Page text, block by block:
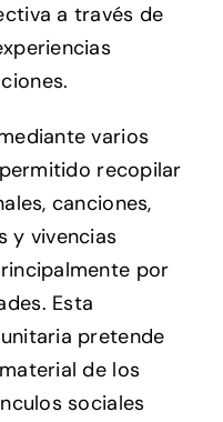
a través de
varios
recopilar
canciones,
y vivencias
por
Esta
pretende
de los
sociales